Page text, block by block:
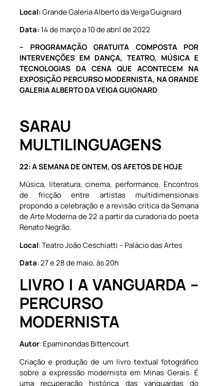
Local:Grande Galeria Alberto da Veiga Guignard
Data: 14 de março a 10 de abril de 2022
– PROGRAMAÇÃO GRATUITA COMPOSTA POR
INTERVENÇÕES EM DANÇA, TEATRO, MÚSICA E
TECNOLOGIAS DA CENA QUE ACONTECEM NA
EXPOSIÇÃO PERCURSO MODERNISTA, NA GRANDE
GALERIA ALBERTO DA VEIGA GUIGNARD
SARAU
MULTILINGUAGENS
22: A SEMANA DE ONTEM, OS AFETOS DE HOJE
Música, literatura, cinema, performance. Encontros
de fricção entre artistas multidimensionais
propondo a celebração e a revisão crítica da Semana
de Arte Moderna de 22 a partir da curadoria do poeta
Renato Negrão.
Local: Teatro João Ceschiatti – Palácio das Artes
Data: 27 e 28 de maio, às 20h
LIVRO | A VANGUARDA –
PERCURSO
MODERNISTA
Autor: Epaminondas Bittencourt
Criação e produção de um livro textual fotográfico
sobre a expressão modernista em Minas Gerais. É
uma recuperação histórica das vanguardas do